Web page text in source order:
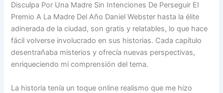
Disculpa Por Una Madre Sin Intenciones De Perseguir El
Premio A La Madre Del Año Daniel Webster hasta la élite
adinerada de la ciudad, son gratis y relatables, lo que hace
fácil volverse involucrado en sus historias. Cada capítulo
desentrañaba misterios y ofrecía nuevas perspectivas,
enriqueciendo mi comprensión del tema.
La historia tenía un toque online realismo que me hizo